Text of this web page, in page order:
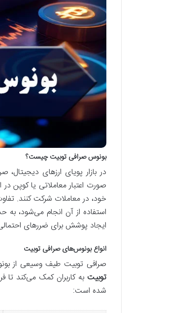
بونوس صرافی توبیت چیست؟
در بازار پویای ارزهای
صورت اعتبار معاملاتی یا کوپن
خود، در معاملات شرکت کنند.
استفاده از آن انجام می‌شود،
ایجاد پوشش برای ضررهای
انواع بونوس‌های صرافی توبیت
صرافی توبیت طیف وسیعی از
توبیت به کاربران کمک می‌کند تا
شده است: